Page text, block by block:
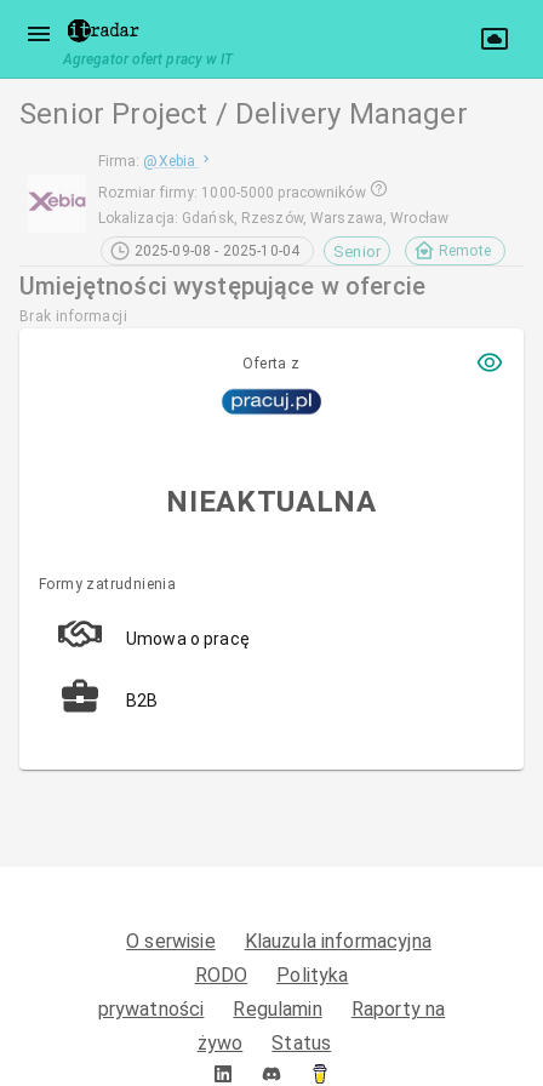
Agregator ofert pracy w IT
Senior Project / Delivery Manager
Firma: @Xebia
Rozmiar firmy: 1000-5000 pracowników
Lokalizacja: Gdańsk, Rzeszów, Warszawa, Wrocław
2025-09-08 - 2025-10-04
Senior Remote
Umiejętności występujące w ofercie
Brak informacji
Oferta z
NIEAKTUALNA
Formy zatrudnienia
Umowa o pracę
B2B
O serwisie
Klauzula informacyjna
RODO
Polityka
prywatności
Regulamin
Raporty na
żywo
Status